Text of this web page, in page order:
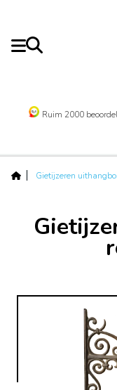
Ruim 2000
Gietijzeren